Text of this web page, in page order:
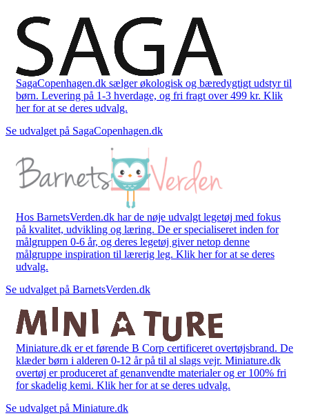
SagaCopenhagen.dk sælger økologisk og bæredygtigt udstyr til
børn. Levering på 1-3 hverdage, og fri fragt over 499 kr. Klik
her for at se deres udvalg.
Se udvalget på SagaCopenhagen.dk
Hos BarnetsVerden.dk har de nøje udvalgt legetøj med fokus
på kvalitet, udvikling og læring. De er specialiseret inden for
målgruppen 0-6 år, og deres legetøj giver netop denne
målgruppe inspiration til lærerig leg. Klik her for at se deres
udvalg.
Se udvalget på BarnetsVerden.dk
Miniature.dk er et førende B Corp certificeret overtøjsbrand. De
klæder børn i alderen 0-12 år på til al slags vejr. Miniature.dk
overtøj er produceret af genanvendte materialer og er 100% fri
for skadelig kemi. Klik her for at se deres udvalg.
Se udvalget på Miniature.dk